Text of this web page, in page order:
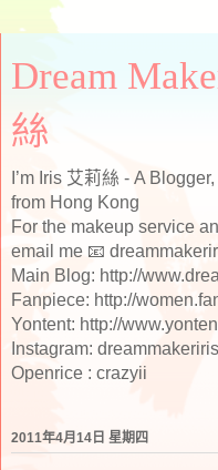
Dream
絲
I’m Iris 艾莉絲 - A
from Hong Kong
For the makeup service
email me 📧
Main Blog: http://
Fanpiece: http://
Yontent: http://
Instagram: dreammakeriris
Openrice : crazyii
2011年4月14日 星期四